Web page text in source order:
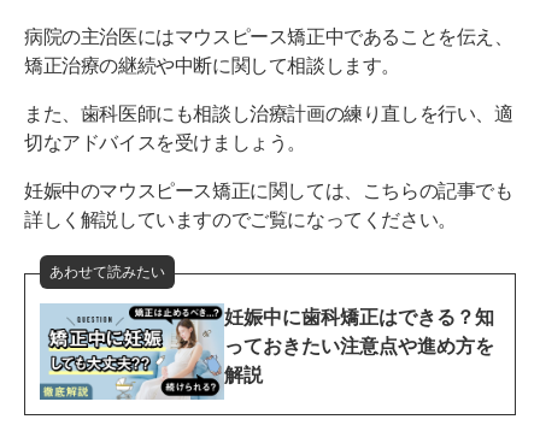
病院の主治医にはマウスピース矯正中であることを伝え、
矯正治療の継続や中断に関して相談します。
また、歯科医師にも相談し治療計画の練り直しを行い、適
切なアドバイスを受けましょう。
妊娠中のマウスピース矯正に関しては、こちらの記事でも
詳しく解説していますのでご覧になってください。
あわせて読みたい
妊娠中に歯科矯正はできる？知
っておきたい注意点や進め方を
解説